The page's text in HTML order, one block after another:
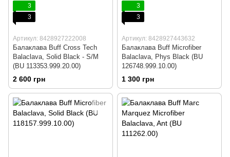
3
3
Артикул: 8428927222008
Балаклава Buff Cross Tech
Balaclava, Solid Black - S/M
(BU 113353.999.20.00)
2 600 грн
3
3
Артикул: 8428927443632
Балаклава Buff Microfiber
Balaclava, Phys Black (BU
126748.999.10.00)
1 300 грн